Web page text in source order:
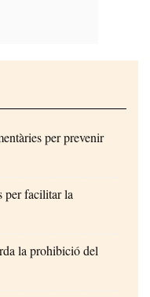
per prevenir
per facilitar la
la prohibició del